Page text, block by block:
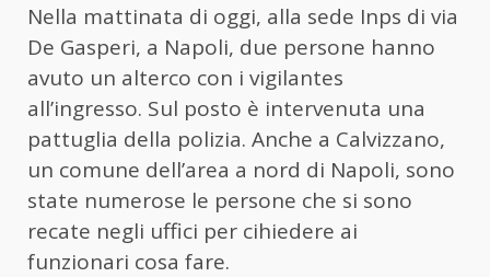
Nella mattinata di oggi, alla sede Inps di via
De Gasperi, a Napoli, due persone hanno
avuto un alterco con i vigilantes
all’ingresso. Sul posto è intervenuta una
pattuglia della polizia. Anche a Calvizzano,
un comune dell’area a nord di Napoli, sono
state numerose le persone che si sono
recate negli uffici per cihiedere ai
funzionari cosa fare.